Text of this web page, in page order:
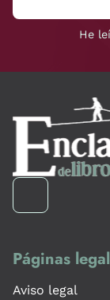
He
Páginas
Aviso legal